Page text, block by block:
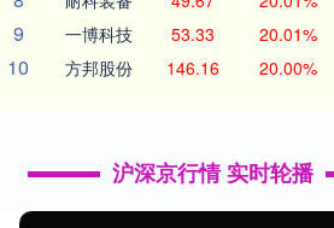
9 一博科技 53.33 20.01%
10 方邦股份 146.16 20.00%
沪深京行情 实时轮播